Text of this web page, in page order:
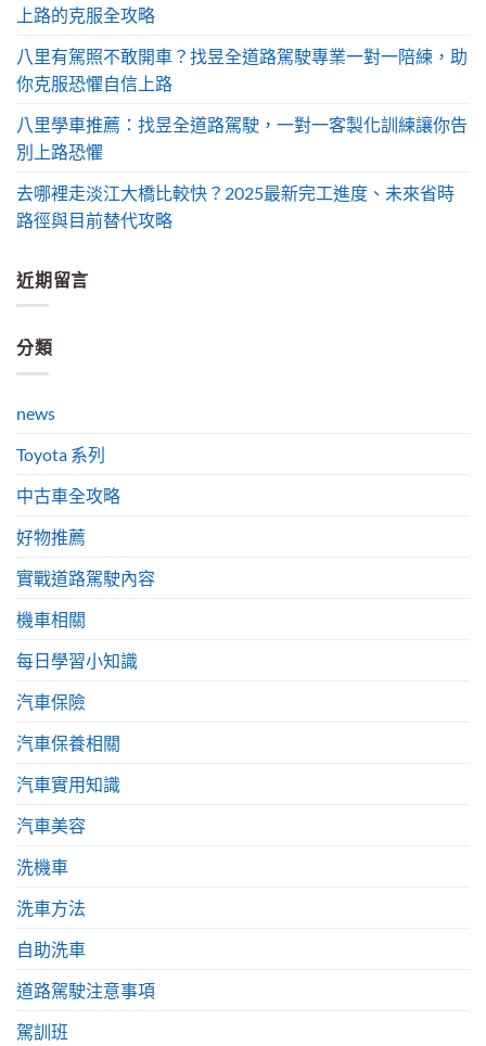
上路的克服全攻略
八里有駕照不敢開車？找昱全道路駕駛專業一對一陪練，助
你克服恐懼自信上路
八里學車推薦：找昱全道路駕駛，一對一客製化訓練讓你告
別上路恐懼
去哪裡走淡江大橋比較快？2025最新完工進度、未來省時
路徑與目前替代攻略
近期留言
分類
news
Toyota 系列
中古車全攻略
好物推薦
實戰道路駕駛內容
機車相關
每日學習小知識
汽車保險
汽車保養相關
汽車實用知識
汽車美容
洗機車
洗車方法
自助洗車
道路駕駛注意事項
駕訓班